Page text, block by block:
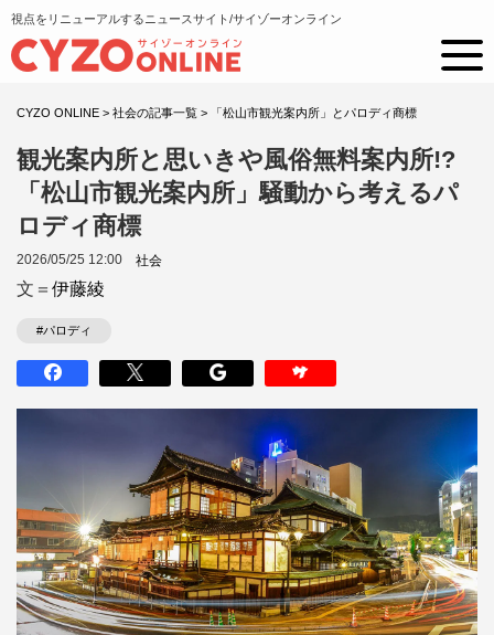
視点をリニューアルするニュースサイト/サイゾーオンライン
CYZO ONLINE > 社会の記事一覧 > 「松山市観光案内所」とパロディ商標
観光案内所と思いきや風俗無料案内所!?
「松山市観光案内所」騒動から考えるパ
ロディ商標
2026/05/25 12:00 社会
文＝ 伊藤綾
#パロディ